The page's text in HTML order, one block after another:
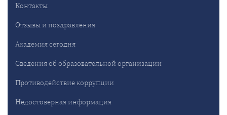
Контакты
Отзывы и поздравления
Академия сегодня
Сведения об образовательной организации
Противодействие коррупции
Недостоверная информация